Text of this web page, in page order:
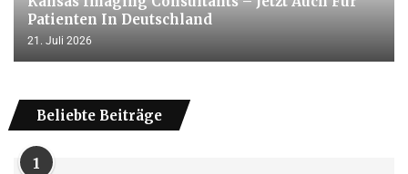
Patienten In Deutschland
21. Juli 2026
Beliebte Beiträge
1